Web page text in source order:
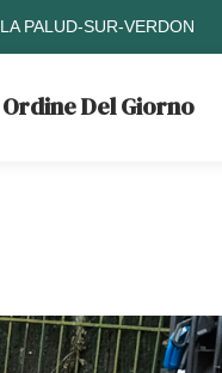
LA PALUD-SUR-VERDON
Ordine Del Giorno